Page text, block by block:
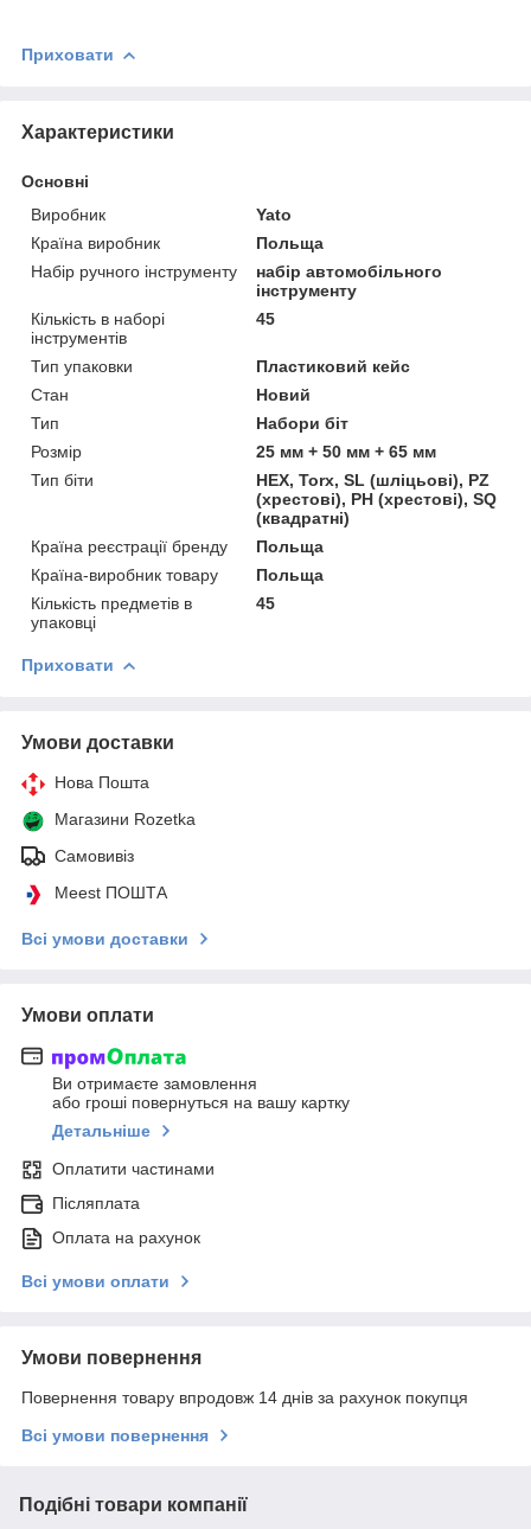
Приховати
Характеристики
Основні
Виробник
Yato
Країна виробник
Польща
Набір ручного інструменту
набір автомобільного
інструменту
Кількість в наборі
інструментів
45
Тип упаковки
Пластиковий кейс
Стан
Новий
Тип
Набори біт
Розмір
25 мм + 50 мм + 65 мм
Тип біти
HEX, Torx, SL (шліцьові), PZ
(хрестові), PH (хрестові), SQ
(квадратні)
Країна реєстрації бренду
Польща
Країна-виробник товару
Польща
Кількість предметів в
упаковці
45
Приховати
Умови доставки
Нова Пошта
Магазини Rozetka
Самовивіз
Meest ПОШТА
Всі умови доставки
Умови оплати
Ви отримаєте замовлення
або гроші повернуться на вашу картку
Детальніше
Оплатити частинами
Післяплата
Оплата на рахунок
Всі умови оплати
Умови повернення
Повернення товару впродовж 14 днів за рахунок покупця
Всі умови повернення
Подібні товари компанії